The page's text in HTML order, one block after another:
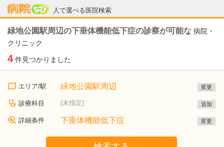
人で選べる医院検索
病院なび
緑地公園駅周辺の下垂体機能低下症の診察が可能な 病院・
クリニック
4 件見つかりました
エリア/駅 緑地公園駅周辺 変更
診療科目 (未指定) 追加
詳細条件 下垂体機能低下症 変更